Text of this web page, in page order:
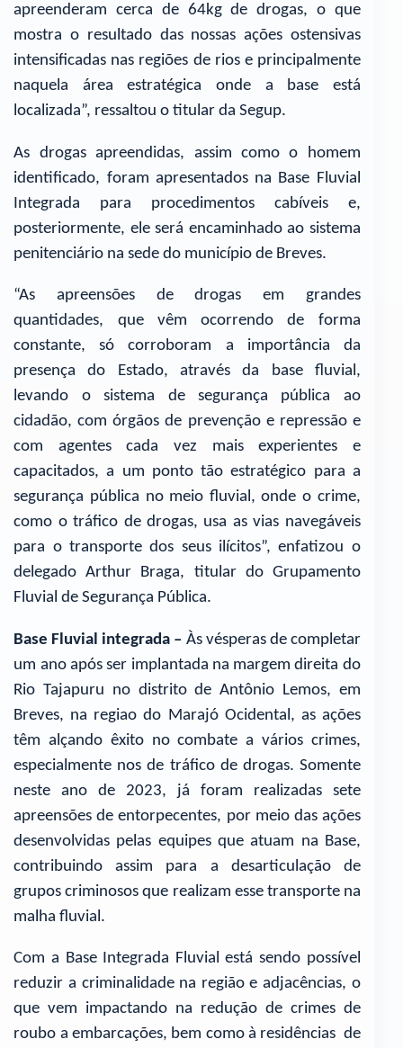
apreenderam cerca de 64kg de drogas, o que
mostra o resultado das nossas ações ostensivas
intensificadas nas regiões de rios e principalmente
naquela área estratégica onde a base está
localizada”, ressaltou o titular da Segup.
As drogas apreendidas, assim como o homem
identificado, foram apresentados na Base Fluvial
Integrada para procedimentos cabíveis e,
posteriormente, ele será encaminhado ao sistema
penitenciário na sede do município de Breves.
“As apreensões de drogas em grandes
quantidades, que vêm ocorrendo de forma
constante, só corroboram a importância da
presença do Estado, através da base fluvial,
levando o sistema de segurança pública ao
cidadão, com órgãos de prevenção e repressão e
com agentes cada vez mais experientes e
capacitados, a um ponto tão estratégico para a
segurança pública no meio fluvial, onde o crime,
como o tráfico de drogas, usa as vias navegáveis
para o transporte dos seus ilícitos”, enfatizou o
delegado Arthur Braga, titular do Grupamento
Fluvial de Segurança Pública.
Base Fluvial integrada – Às vésperas de completar
um ano após ser implantada na margem direita do
Rio Tajapuru no distrito de Antônio Lemos, em
Breves, na regiao do Marajó Ocidental, as ações
têm alçando êxito no combate a vários crimes,
especialmente nos de tráfico de drogas. Somente
neste ano de 2023, já foram realizadas sete
apreensões de entorpecentes, por meio das ações
desenvolvidas pelas equipes que atuam na Base,
contribuindo assim para a desarticulação de
grupos criminosos que realizam esse transporte na
malha fluvial.
Com a Base Integrada Fluvial está sendo possível
reduzir a criminalidade na região e adjacências, o
que vem impactando na redução de crimes de
roubo a embarcações, bem como à residências de